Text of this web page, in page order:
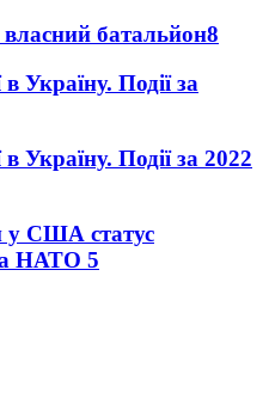
батальйон8
Україну. Події за
Україну. Події за 2022
у США статус
НАТО 5